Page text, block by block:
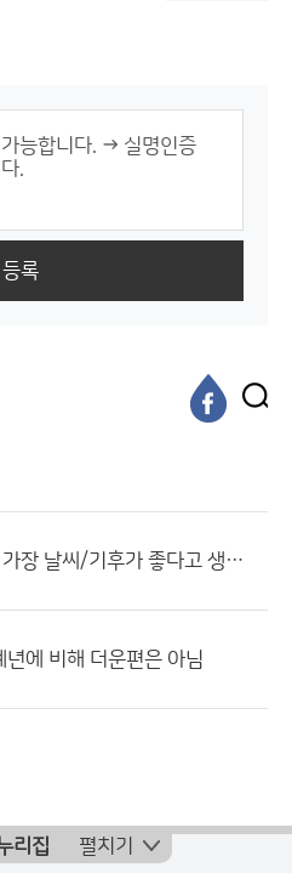
등록
동북아시아에서 가장 날씨/기후가 좋다고 생각하는 곳은(개인적인 견해)
년에 비해 더운편은 아님
리집 펼치기